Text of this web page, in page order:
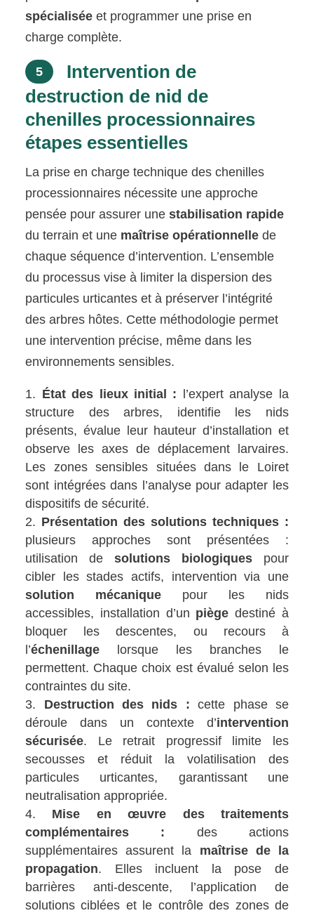
spécialisée et programmer une prise en
charge complète.
5
Intervention de
destruction de nid de
chenilles processionnaires
étapes essentielles
La prise en charge technique des chenilles
processionnaires nécessite une approche
pensée pour assurer unestabilisation rapide
du terrain et une maîtrise opérationnelle de
chaque séquence d’intervention. L’ensemble
du processus vise à limiter la dispersion des
particules urticantes et à préserver l’intégrité
des arbres hôtes. Cette méthodologie permet
une intervention précise, même dans les
environnements sensibles.
État des lieux initial : l’expert analyse la
structure des arbres, identifie les nids
présents, évalue leur hauteur d’installation et
observe les axes de déplacement larvaires.
Les zones sensibles situées dans le Loiret
sont intégrées dans l’analyse pour adapter les
dispositifs de sécurité.
Présentation des solutions techniques :
plusieurs approches sont présentées :
utilisation de solutions biologiquespour
cibler les stades actifs, intervention via une
solution mécanique pour les nids
accessibles, installation d’un piège destiné à
bloquer les descentes, ou recours à
l’échenillage lorsque les branches le
permettent. Chaque choix est évalué selon les
contraintes du site.
Destruction des nids : cette phase se
déroule dans un contexte d’intervention
sécurisée. Le retrait progressif limite les
secousses et réduit la volatilisation des
particules urticantes, garantissant une
neutralisation appropriée.
Mise en œuvre des traitements
complémentaires : des actions
supplémentaires assurent la maîtrise de la
propagation. Elles incluent la pose de
barrières anti-descente, l’application de
solutions ciblées et le contrôle des zones de